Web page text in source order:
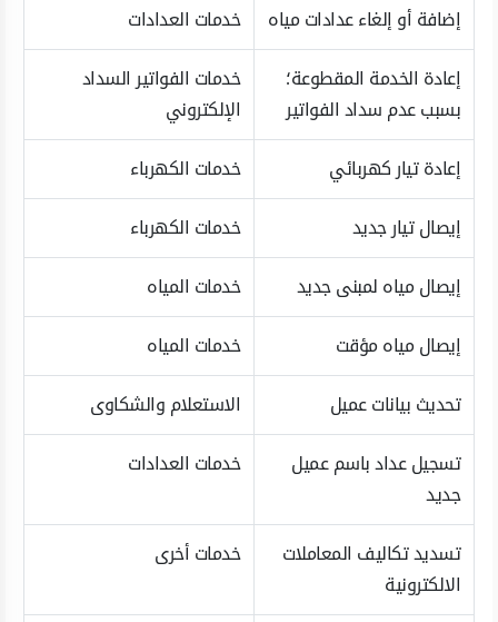
إضافة أو إلغاء عدادات مياه
خدمات العدادات
إعادة الخدمة المقطوعة؛
بسبب عدم سداد الفواتير
خدمات الفواتير السداد
الإلكتروني
إعادة تيار كهربائي
خدمات الكهرباء
إيصال تيار جديد
خدمات الكهرباء
إيصال مياه لمبنى جديد
خدمات المياه
إيصال مياه مؤقت
خدمات المياه
تحديث بيانات عميل
الاستعلام والشكاوى
تسجيل عداد باسم عميل
جديد
خدمات العدادات
تسديد تكاليف المعاملات
الالكترونية
خدمات أخرى